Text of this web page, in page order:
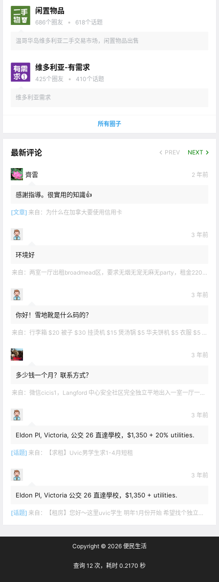
闲置物品
686个圈友 • 618个话题
温哥华岛维多利亚二手交易市场，闲置物品出售
维多利亚-有需求
425个圈友 • 410个话题
维多利亚需求
所有圈子
最新评论 PREV NEXT
齊雲 2 年前
感謝指導。很實用的知識👍
[文章] 来自： 为什么在加拿大要使用信用卡
3 年前
环境好
来自： 两室一厅出租broadmead区，要求无烟无宠无麻无party，租金2200不包水电有意短信联系2508858496
3 年前
你好！雪地靴是什么码的？
来自： 行李箱 $20 被子 $30 挂烫机 $15 煲汤锅 $5 华夫饼机 $5 衣服 $5 雪地靴 $10 滑雪手套 $10 宜家衣物收纳 .
3 年前
多少钱一个月？联系方式？
来自： 微信cicis1，Langford 中心安全社区完全独立平地出入一室一厅一书房步行5分钟到公车站和商业圈 有后花园和.
3 年前
Eldon Pl, Victoria, 公交 26 直達學校，$1,350 + 20% utilities.
[话题] 来自： 【求租】Uvic男学生求1-4月短租
3 年前
Eldon Pl, Victoria 公交 26 直達學校，$1,350 + utilities.
[话题] 来自： 【租房】您好～这里uvic学生 明年1月份开始 希望找个独立出入的 爱干净 谢谢！
Copyright © 2026 便民生活
查询 12 次，耗时 0.2170 秒